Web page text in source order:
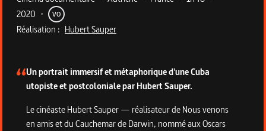
2020 • VO
Réalisation : Hubert Sauper
Un portrait immersif et métaphorique d'une Cuba
utopiste et postcoloniale par Hubert Sauper.
Le cinéaste Hubert Sauper — réalisateur de Nous venons
en amis et du Cauchemar de Darwin, nommé aux Oscars